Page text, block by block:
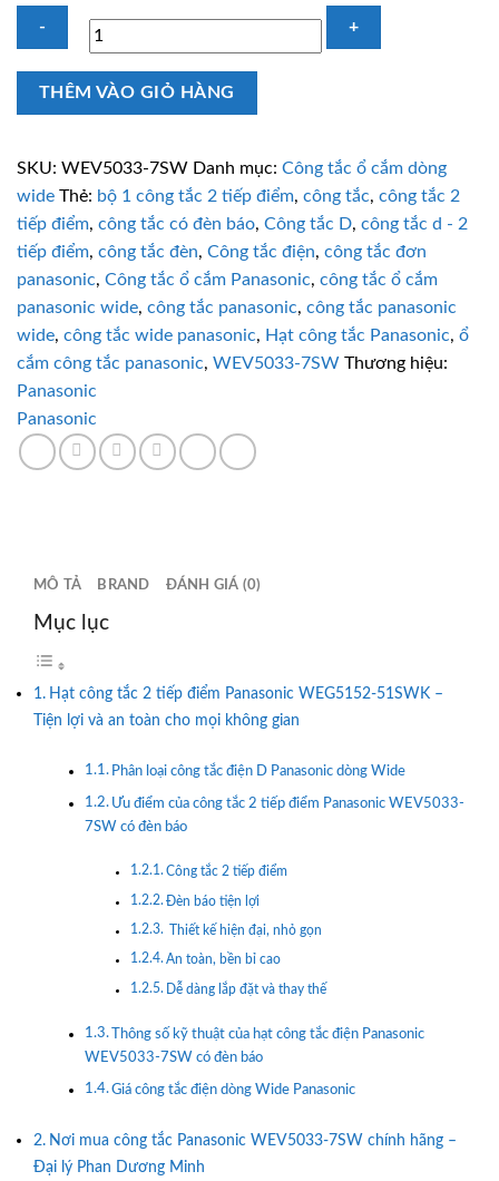
Công
tiếp
WEV5033-
7SW
có
đèn
báo
số
lượng
THÊM VÀO GIỎ HÀNG
SKU: WEV5033-7SW Danh mục: Công tắc ổ cắm dòng
wide Thẻ: bộ 1 công tắc 2 tiếp điểm, công tắc, công tắc 2
tiếp điểm, công tắc có đèn báo, Công tắc D, công tắc d - 2
tiếp điểm, công tắc đèn, Công tắc điện, công tắc đơn
panasonic, Công tắc ổ cắm Panasonic, công tắc ổ cắm
panasonic wide, công tắc panasonic, công tắc panasonic
wide, công tắc wide panasonic, Hạt công tắc Panasonic, ổ
cắm công tắc panasonic, WEV5033-7SW Thương hiệu:
Panasonic
Panasonic
MÔ TẢ BRAND ĐÁNH GIÁ (0)
Mục lục
Hạt công tắc 2 tiếp điểm Panasonic WEG5152-51SWK –
Tiện lợi và an toàn cho mọi không gian
Phân loại công tắc điện D Panasonic dòng Wide
Ưu điểm của công tắc 2 tiếp điểm Panasonic WEV5033-
7SW có đèn báo
Công tắc 2 tiếp điểm
Đèn báo tiện lợi
Thiết kế hiện đại, nhỏ gọn
An toàn, bền bỉ cao
Dễ dàng lắp đặt và thay thế
Thông số kỹ thuật của hạt công tắc điện Panasonic
WEV5033-7SW có đèn báo
Giá công tắc điện dòng Wide Panasonic
Nơi mua công tắc Panasonic WEV5033-7SW chính hãng –
Đại lý Phan Dương Minh